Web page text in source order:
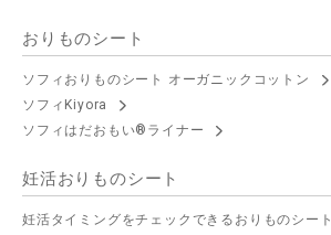
おりものシート
ソフィおりものシート オーガニックコットン
ソフィKiyora
ソフィはだおもい®ライナー
妊活おりものシート
妊活タイミングをチェックできるおりものシート